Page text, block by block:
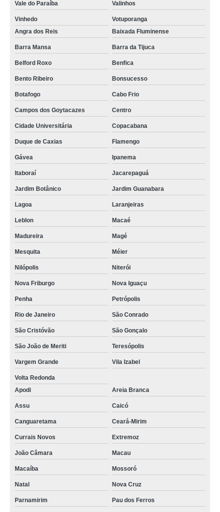
Vale do Paraíba Valinhos
Vinhedo
Votuporanga
Angra dos Reis
Baixada Fluminense
Barra Mansa Barra da Tijuca
Belford Roxo Benfica
Bento Ribeiro Bonsucesso
Botafogo Cabo Frio
Campos dos Goytacazes Centro
Cidade Universitária Copacabana
Duque de Caxias Flamengo
Gávea Ipanema
Itaboraí Jacarepaguá
Jardim Botânico Jardim Guanabara
Lagoa Laranjeiras
Leblon Macaé
Madureira Magé
Mesquita Méier
Nilópolis Niterói
Nova Friburgo Nova Iguaçu
Penha Petrópolis
Rio de Janeiro São Conrado
São Cristóvão São Gonçalo
São João de Meriti Teresópolis
Vargem Grande Vila Izabel
Volta Redonda
Apodi
Areia Branca
Assu Caicó
Canguaretama Ceará-Mirim
Currais Novos Extremoz
João Câmara Macau
Macaíba Mossoró
Natal Nova Cruz
Parnamirim Pau dos Ferros